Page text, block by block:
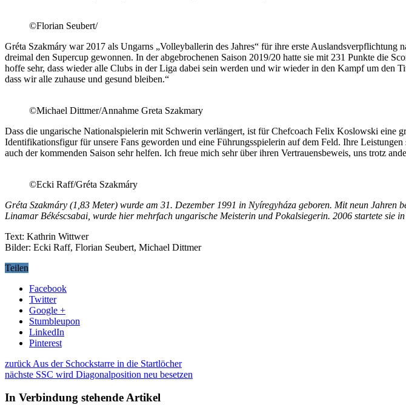
©Florian Seubert/
Gréta Szakmáry war 2017 als Ungarns „Volleyballerin des Jahres“ für ihre erste
dreimal den Supercup gewonnen. In der abgebrochenen Saison 2019/20 hatte sie mit 231 Punkte die
hoffe sehr, dass wieder alle Clubs in der Liga dabei sein werden und wir wieder in den Kampf um
dass wir alle zuhause und gesund bleiben.“
©Michael Dittmer/Annahme Greta Szakmary
Dass die ungarische Nationalspielerin mit Schwerin verlängert, ist für Chefcoach Felix Koslowski eine
Identifikationsfigur für unsere Fans geworden und eine Führungsspielerin auf dem Feld. Ihre
auch der kommenden Saison sehr helfen. Ich freue mich sehr über ihren Vertrauensbeweis, uns trotz
©Ecki Raff/Gréta Szakmáry
Gréta Szakmáry (1,83 Meter) wurde am 31. Dezember 1991 in Nyíregyháza geboren. Mit neun
Linamar Békéscsabai, wurde hier mehrfach ungarische Meisterin und Pokalsiegerin. 2006 startete sie
Text: Kathrin Wittwer
Bilder: Ecki Raff, Florian Seubert, Michael Dittmer
Teilen
Facebook
Twitter
Google +
Stumbleupon
LinkedIn
Pinterest
zurück Aus der Schockstarre in die Startlöcher
nächste SSC wird Diagonalposition neu besetzen
In Verbindung stehende Artikel